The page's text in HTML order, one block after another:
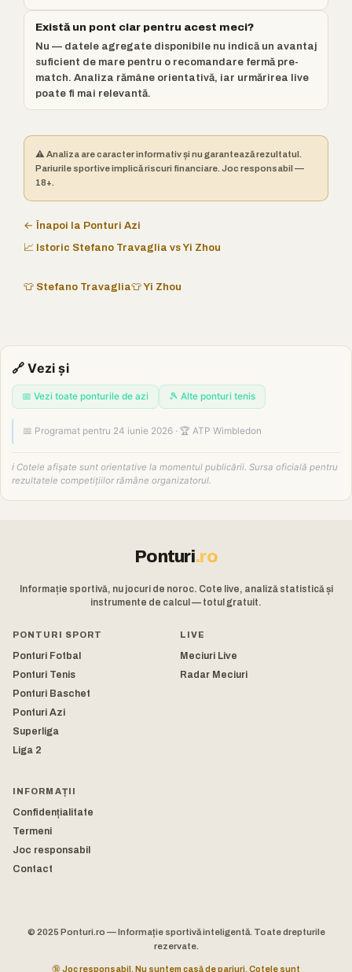
Există un pont clar pentru acest meci?
Nu — datele agregate disponibile nu indică un avantaj
suficient de mare pentru o recomandare fermă pre-
match. Analiza rămâne orientativă, iar urmărirea live
poate fi mai relevantă.
⚠️ Analiza are caracter informativ și nu garantează rezultatul.
Pariurile sportive implică riscuri financiare. Joc responsabil —
18+.
← Înapoi la Ponturi Azi
📈 Istoric Stefano Travaglia vs Yi Zhou
👕 Stefano Travaglia👕 Yi Zhou
🔗 Vezi și
📅 Vezi toate ponturile de azi 🎾 Alte ponturi tenis
📅 Programat pentru 24 iunie 2026 · 🏆 ATP Wimbledon
ℹ️ Cotele afișate sunt orientative la momentul publicării. Sursa oficială pentru
rezultatele competițiilor rămâne organizatorul.
Ponturi.ro
Informație sportivă, nu jocuri de noroc. Cote live, analiză statistică și
instrumente de calcul — totul gratuit.
PONTURI SPORT
Ponturi Fotbal
Ponturi Tenis
Ponturi Baschet
Ponturi Azi
Superliga
Liga 2
LIVE
Meciuri Live
Radar Meciuri
INFORMAȚII
Confidențialitate
Termeni
Joc responsabil
Contact
© 2025 Ponturi.ro — Informație sportivă inteligentă. Toate drepturile
rezervate.
🔞 Joc responsabil. Nu suntem casă de pariuri. Cotele sunt